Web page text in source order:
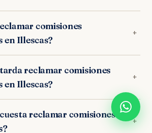
comisiones
en Illescas?
+
en comisiones bancarias.
tu caso gratuitamente y trabajamos
resultados. Los juzgados de Illescas
favorable al consumidor.
reclamar comisiones
en Illescas?
+
de Illescas, el proceso completo
10-14 meses. Incluye la fase
(1 mes) y, si es necesario, la judicial
reclamar comisiones
+